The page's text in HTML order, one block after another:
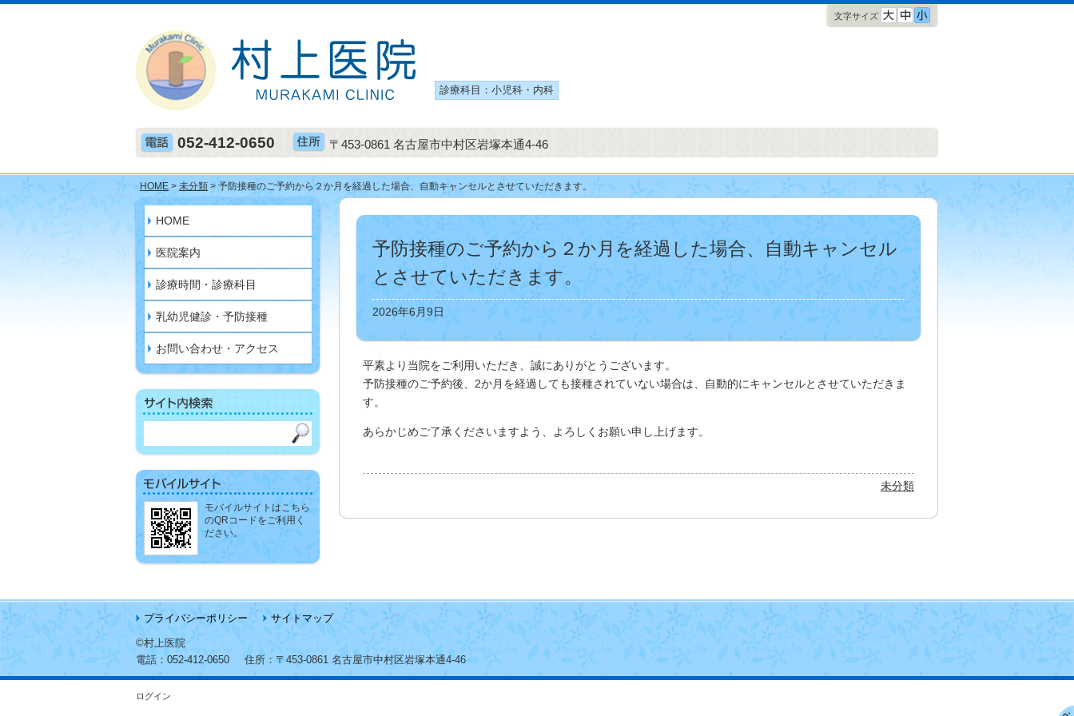
診療科目：小児科・内科
052-412-0650 〒453-0861 名古屋市中村区岩塚本通4-46
HOME > 未分類 > 予防接種のご予約から２か月を経過した場合、自動キャンセルとさせていただきます。
予防接種のご予約から２か月を経過した場合、自動キャンセル
とさせていただきます。
2026年6月9日
平素より当院をご利用いただき、誠にありがとうございます。
予防接種のご予約後、2か月を経過しても接種されていない場合は、自動的にキャンセルとさせていただきま
す。
あらかじめご了承くださいますよう、よろしくお願い申し上げます。
未分類
HOME
医院案内
診療時間・診療科目
乳幼児健診・予防接種
お問い合わせ・アクセス
モバイルサイトはこちら
のQRコードをご利用く
ださい。
プライバシーポリシー サイトマップ
©村上医院
電話：052-412-0650 住所： 〒453-0861 名古屋市中村区岩塚本通4-46
文字サイズ
ログイン